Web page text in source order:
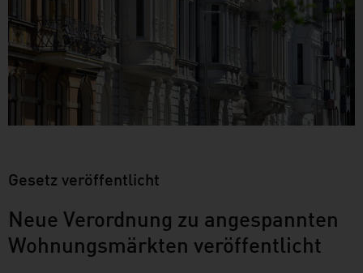
Gesetz veröffentlicht
Neue Verordnung zu angespannten
Wohnungsmärkten veröffentlicht